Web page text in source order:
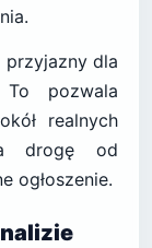
dla
pozwala
realnych
drogę od
ogłoszenie.